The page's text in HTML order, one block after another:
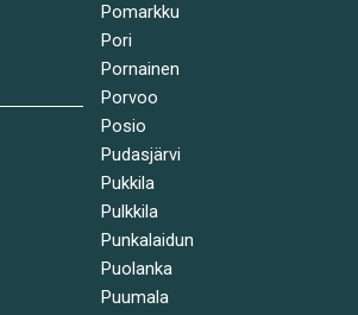
Pomarkku
Pori
Pornainen
Porvoo
Posio
Pudasjärvi
Pukkila
Pulkkila
Punkalaidun
Puolanka
Puumala